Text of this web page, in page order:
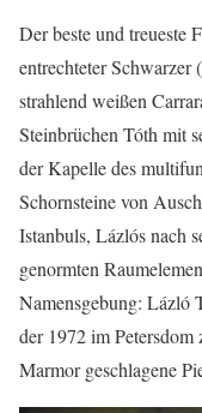
Der beste und treueste
entrechteter Schwarzer
strahlend weißen
Steinbrüchen Tóth mit
der Kapelle des
Schornsteine von
Istanbuls, Lázlós nach
genormten
Namensgebung: Lázló
der 1972 im
Marmor geschlagene